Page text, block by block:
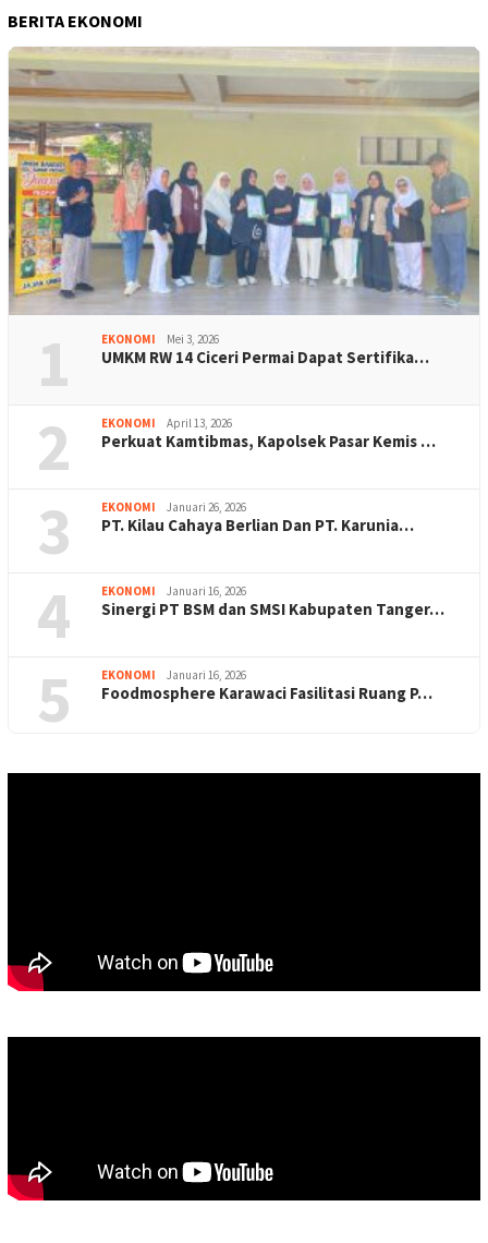
BERITA EKONOMI
1 EKONOMI Mei 3, 2026
UMKM RW 14 Ciceri Permai Dapat Sertifika…
2 EKONOMI April 13, 2026
Perkuat Kamtibmas, Kapolsek Pasar Kemis …
3 EKONOMI Januari 26, 2026
PT. Kilau Cahaya Berlian Dan PT. Karunia…
4 EKONOMI Januari 16, 2026
Sinergi PT BSM dan SMSI Kabupaten Tanger…
5 EKONOMI Januari 16, 2026
Foodmosphere Karawaci Fasilitasi Ruang P…